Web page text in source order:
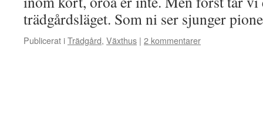
trädgårdsläget. Som ni ser sjunger
Publicerat iTrädgård, Växthus | 2 kommentarer